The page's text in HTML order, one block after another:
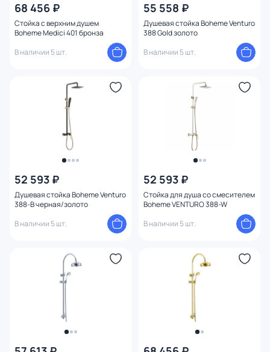
68 456 ₽
Стойка с верхним душем
Boheme Medici 401 бронза
В наличии 5 шт.
55 558 ₽
Душевая стойка Boheme Venturo
388 Gold золото
В наличии 5 шт.
52 593 ₽
Душевая стойка Boheme Venturo
388-B черная/золото
В наличии 5 шт.
52 593 ₽
Стойка для душа со смесителем
Boheme VENTURO 388-W
В наличии 5 шт.